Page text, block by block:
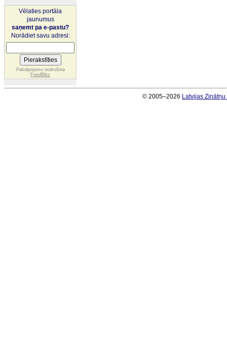
Vēlaties portāla
jaunumus
saņemt pa e-pastu?
Norādiet savu adresi:
Pakalpojumu nodrošina
FeedBlitz
© 2005–2026 Latvijas